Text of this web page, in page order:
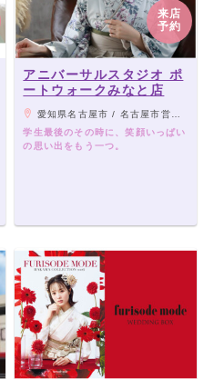
来店
予約
アニバーサルスタジオ ポ
ートウォークみなと店
愛知県名古屋市 / 名古屋市営地下鉄東山線「高畑駅」よりバス「当知住宅東」下車徒歩6分
学生最後のその時に、笑顔いっぱい
の思い出をもう一つ。